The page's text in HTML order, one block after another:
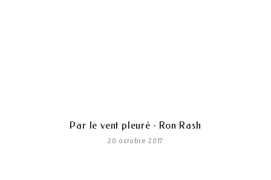
Par le vent pleuré · Ron Rash
20 octobre 2017